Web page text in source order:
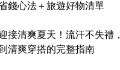
錢心法＋旅遊好物清單
接清爽夏天！流汗不失禮
清爽穿搭的完整指南